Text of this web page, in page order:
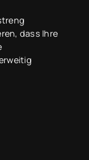
dass Ihre